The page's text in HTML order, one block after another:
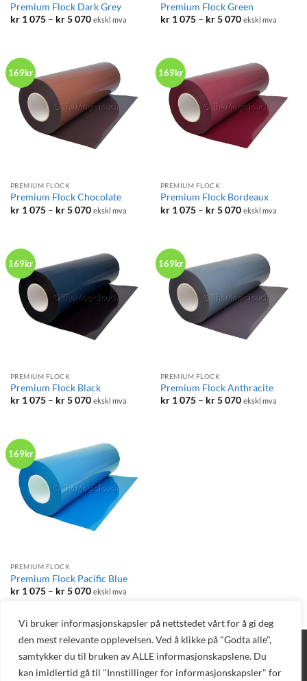
Vi bruker informasjonskapsler på nettstedet vårt for å gi deg
den mest relevante opplevelsen. Ved å klikke på "Godta alle",
samtykker du til bruken av ALLE informasjonskapslene. Du
kan imidlertid gå til "Innstillinger for informasjonskapsler" for
Premium Flock Dark Grey
kr1 075 – kr5 070Prisområde:
070
ekskl mva
Premium Flock Green
kr1 075 – kr5 070Prisområde:
070
ekskl mva
169kr
PREMIUM FLOCK
Premium Flock Chocolate
kr1 075 – kr5 070Prisområde:
070
ekskl mva
169kr
PREMIUM FLOCK
Premium Flock Bordeaux
kr1 075 – kr5 070Prisområde:
070
ekskl mva
169kr
PREMIUM FLOCK
Premium Flock Black
kr1 075 – kr5 070Prisområde:
070
ekskl mva
169kr
PREMIUM FLOCK
Premium Flock Anthracite
kr1 075 – kr5 070Prisområde:
ekskl mva
169kr
PREMIUM FLOCK
Premium Flock Pacific Blue
kr1 075 – kr5 070Prisområde:
kr 5
070
ekskl mva
DIREKTE BESTILLING
TEKNISK SUPPORT
PELEMAN
NETTBUTIKK
Copyright 2026 © Vizuell AS - Telefon 32 16 16 20 - E-post